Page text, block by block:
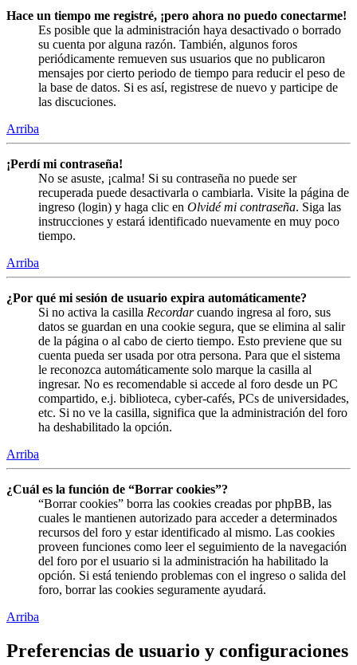
Hace un tiempo me registré, ¡pero ahora no puedo conectarme!
Es posible que la administración haya desactivado o borrado
su cuenta por alguna razón. También, algunos foros
periódicamente remueven sus usuarios que no publicaron
mensajes por cierto periodo de tiempo para reducir el peso de
la base de datos. Si es así, registrese de nuevo y participe de
las discuciones.
Arriba
¡Perdí mi contraseña!
No se asuste, ¡calma! Si su contraseña no puede ser
recuperada puede desactivarla o cambiarla. Visite la página de
ingreso (login) y haga clic en Olvidé mi contraseña. Siga las
instrucciones y estará identificado nuevamente en muy poco
tiempo.
Arriba
¿Por qué mi sesión de usuario expira automáticamente?
Si no activa la casilla Recordarcuando ingresa al foro, sus
datos se guardan en una cookie segura, que se elimina al salir
de la página o al cabo de cierto tiempo. Esto previene que su
cuenta pueda ser usada por otra persona. Para que el sistema
le reconozca automáticamente solo marque la casilla al
ingresar. No es recomendable si accede al foro desde un PC
compartido, e.j. biblioteca, cyber-cafés, PCs de universidades,
etc. Si no ve la casilla, significa que la administración del foro
ha deshabilitado la opción.
Arriba
¿Cuál es la función de “Borrar cookies”?
“Borrar cookies” borra las cookies creadas por phpBB, las
cuales le mantienen autorizado para acceder a determinados
recursos del foro y estar identificado al mismo. Las cookies
proveen funciones como leer el seguimiento de la navegación
del foro por el usuario si la administración ha habilitado la
opción. Si está teniendo problemas con el ingreso o salida del
foro, borrar las cookies seguramente ayudará.
Arriba
Preferencias de usuario y configuraciones